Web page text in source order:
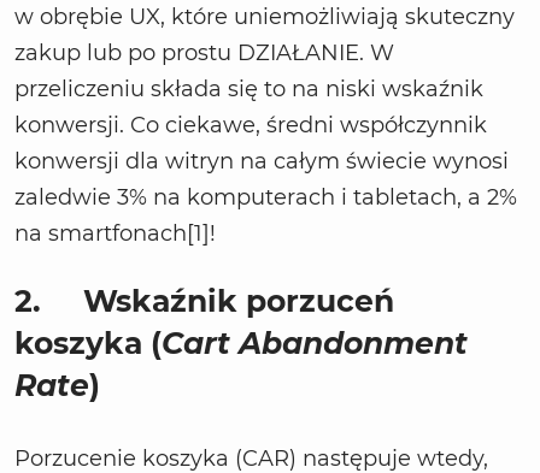
w obrębie UX, które uniemożliwiają skuteczny
zakup lub po prostu DZIAŁANIE. W
przeliczeniu składa się to na niski wskaźnik
konwersji. Co ciekawe, średni współczynnik
konwersji dla witryn na całym świecie wynosi
zaledwie 3% na komputerach i tabletach, a 2%
na smartfonach[1]!
2.
Wskaźnik porzuceń
koszyka (Cart Abandonment
Rate)
Porzucenie koszyka (CAR) następuje wtedy,